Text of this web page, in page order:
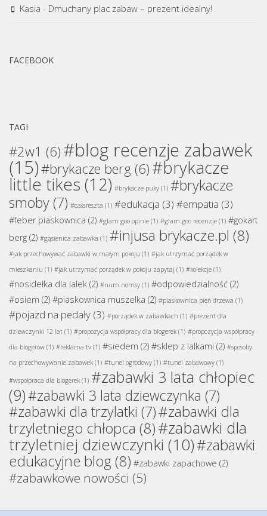
Kasia - Dmuchany plac zabaw – prezent idealny!
FACEBOOK
TAGI
#2w1 (6) #blog recenzje zabawek
(15)#brykacze berg (6) #brykacze
little tikes (12) #brykacze puky (1) #brykacze
smoby(7) #całareszta (1) #edukacja (3) #empatia (3)
#feber piaskownica (2) #glam goo opinie (1) #glam goo recenzje (1) #gokart
berg (2) #gąsienica zabawka (1) #injusa brykacze.pl (8)
#jak przechowywać zabawki w małym pokoju (1) #jak utrzymać porządek w
mieszkaniu (1) #jak utrzymać porządek w pokoju zapytaj (1) #kolekcje (1)
#nosidełka dla lalek (2) #num nomsy (1) #odpowiedzialność (2)
#osiem (2) #piaskownica muszelka (2) #piaskownica pień drzewa (1)
#pojazd na pedały (3) #porządek w zabawkach (1) #prezent dla
dziewczynki 12 lat (1) #propozycja współpracy dla blogerek(1) #propozycja współpracy
dla blogerów (1) #reklama tv (1) #siedem (2) #sklep z lalkami (2) #sposoby
na przechowywanie zabawek(1) #tunel ogrodowy (1) #tunel zabawowy (1)
#współpraca dla blogerek(1) #zabawki 3 lata chłopiec
(9)#zabawki 3 lata dziewczynka (7)
#zabawki dla trzylatki (7)#zabawki dla
trzyletniego chłopca (8)#zabawki dla
trzyletniej dziewczynki (10)#zabawki
edukacyjne blog(8) #zabawki zapachowe (2)
#zabawkowe nowości (5)